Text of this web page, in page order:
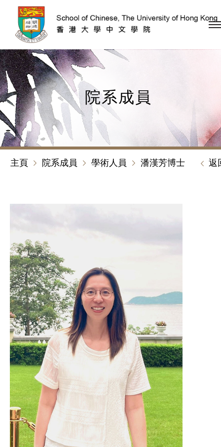
跳到內容（按回車鍵）
院系成員
主頁 院系成員 學術人員 潘漢芳博士 返